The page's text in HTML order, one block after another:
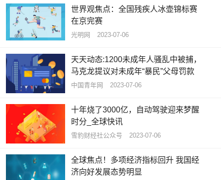
世界观焦点：全国残疾人冰壶锦标赛
在京完赛
光明网 2023-07-06
天天动态:1200未成年人骚乱中被捕，
马克龙提议对未成年“暴民”父母罚款
中国青年网 2023-07-06
十年烧了3000亿，自动驾驶迎来梦醒
时分_全球快讯
雪豹财经社公众号 2023-07-06
全球焦点！多项经济指标回升 我国经
济向好发展态势明显